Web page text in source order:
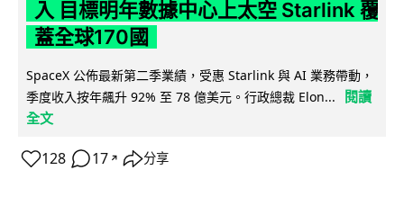
入 目標明年數據中心上太空 Starlink 覆
蓋全球170國
SpaceX 公佈最新第二季業績，受惠 Starlink 與 AI 業務帶動，
季度收入按年飆升 92% 至 78 億美元。行政總裁 Elon...
閱讀
全文
128 17 ↗ 分享